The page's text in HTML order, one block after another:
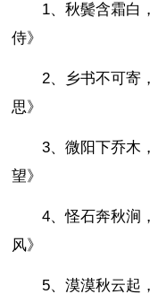
1、秋鬓含霜
侍》
2、乡书不可
思》
3、微阳下乔
望》
4、怪石奔秋
风》
5、漠漠秋云